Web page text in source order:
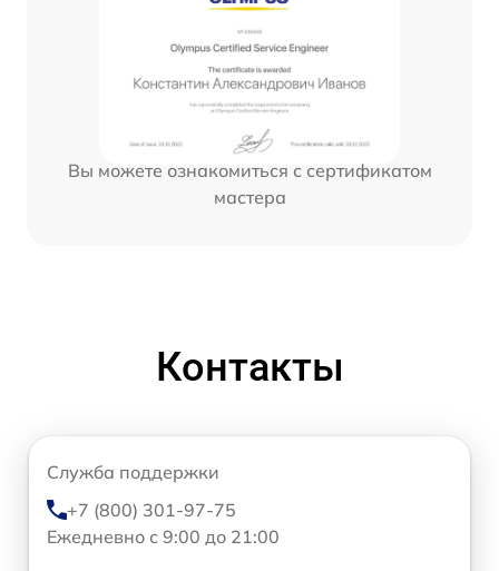
Вы можете ознакомиться с сертификатом
мастера
Контакты
Служба поддержки
+7 (800) 301-97-75
Ежедневно с 9:00 до 21:00